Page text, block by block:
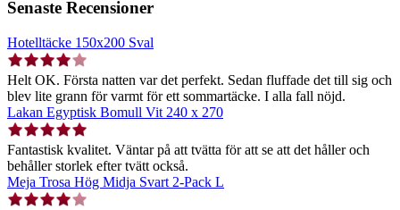
Senaste Recensioner
Hotelltäcke 150x200 Sval
Helt OK. Första natten var det perfekt. Sedan fluffade det till sig och
blev lite grann för varmt för ett sommartäcke. I alla fall nöjd.
Lakan Egyptisk Bomull Vit 240 x 270
Fantastisk kvalitet. Väntar på att tvätta för att se att det håller och
behåller storlek efter tvätt också.
Meja Trosa Hög Midja Svart 2-Pack L